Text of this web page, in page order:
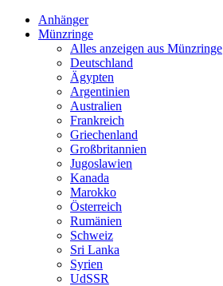
Anhänger
Münzringe
Alles anzeigen aus Münzringe
Deutschland
Ägypten
Argentinien
Australien
Frankreich
Griechenland
Großbritannien
Jugoslawien
Kanada
Marokko
Österreich
Rumänien
Schweiz
Sri Lanka
Syrien
UdSSR